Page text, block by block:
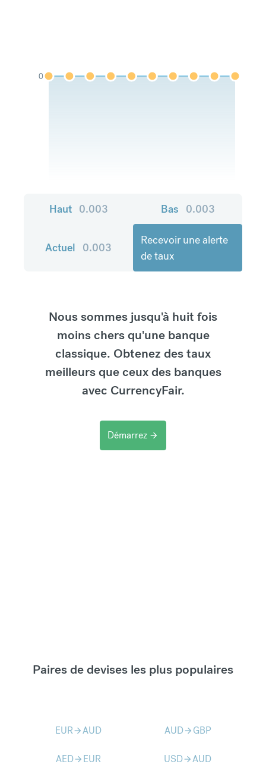
0
Haut 0.003 Bas 0.003
Actuel 0.003
Recevoir une alerte
de taux
Nous sommes jusqu'à huit fois
moins chers qu'une banque
classique. Obtenez des taux
meilleurs que ceux des banques
avec CurrencyFair.
Démarrez arrow_forward
Paires de devises les plus populaires
EURarrow_forwardAUD AUDarrow_forward GBP
AEDarrow_forward EUR USDarrow_forwardAUD